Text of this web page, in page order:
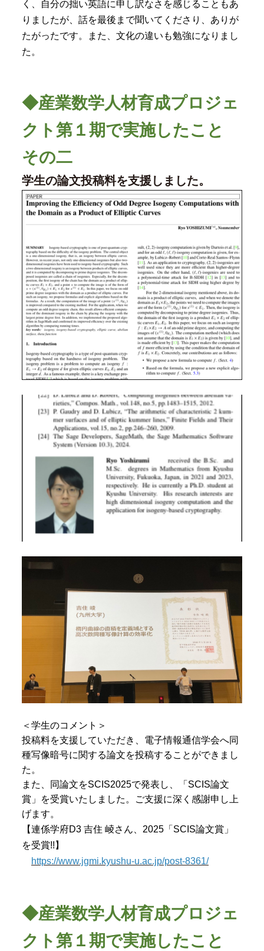
く、自分の拙い英語に申し訳なさを感じることもあ
りましたが、話を最後まで聞いてくださり、ありが
たがったです。また、文化の違いも勉強になりまし
た。
◆産業数学人材育成プロジェ
クト第１期で実施したこと
その二
学生の論文投稿料を支援しました。
＜学生のコメント＞
投稿料を支援していただき、電子情報通信学会へ同
種写像暗号に関する論文を投稿することができまし
た。
また、同論文をSCIS2025で発表し、「SCIS論文
賞」を受賞いたしました。ご支援に深く感謝申し上
げます。
【連係学府D3 吉住 崚さん、2025「SCIS論文賞」
を受賞!!】
https://www.jgmi.kyushu-u.ac.jp/post-8361/
◆産業数学人材育成プロジェ
クト第１期で実施したこと